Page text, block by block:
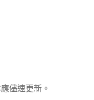
儘速更新。